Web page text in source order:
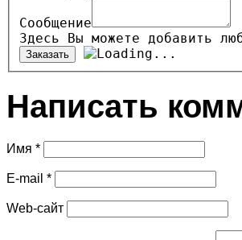
Сообщение
Здесь Вы можете добавить
Заказать
Написать
Имя *
E-mail *
Web-сайт